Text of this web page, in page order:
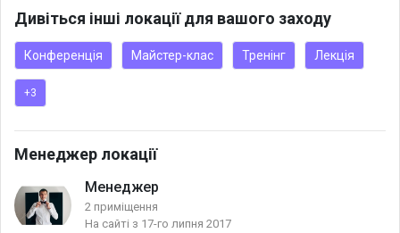
Конференц-зал укомплектований мультимедійним
проектором, екраном, звукопідсилювачами, швидкісним Wi-Fi
інтернетом, є можливість підключення ноутбука.
Дивіться інші локації для вашого заходу
Конференція Майстер-клас Тренінг Лекція
+3
Менеджер локації
Менеджер
2 приміщення
На сайті з 17-го липня 2017